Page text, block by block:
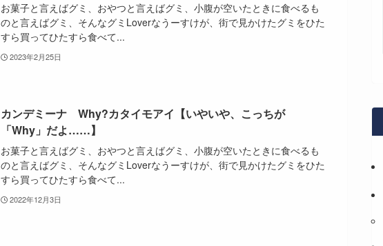
お菓子と言えばグミ、おやつと言えばグミ、小腹が空いたときに食べるも
のと言えばグミ、そんなグミLoverなうーすけが、街で見かけたグミをひた
すら買ってひたすら食べて...
2023年2月25日
カンデミーナ Why?カタイモアイ【いやいや、こっちが
「Why」だよ……】
お菓子と言えばグミ、おやつと言えばグミ、小腹が空いたときに食べるも
のと言えばグミ、そんなグミLoverなうーすけが、街で見かけたグミをひた
すら買ってひたすら食べて...
2022年12月3日